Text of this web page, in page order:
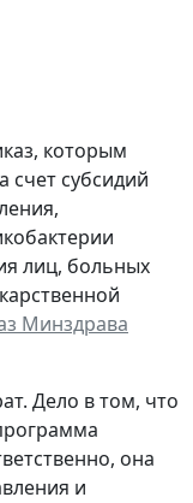
которым
счет субсидий
лиц, больных
Минздрава
Дело в том, что
она
и